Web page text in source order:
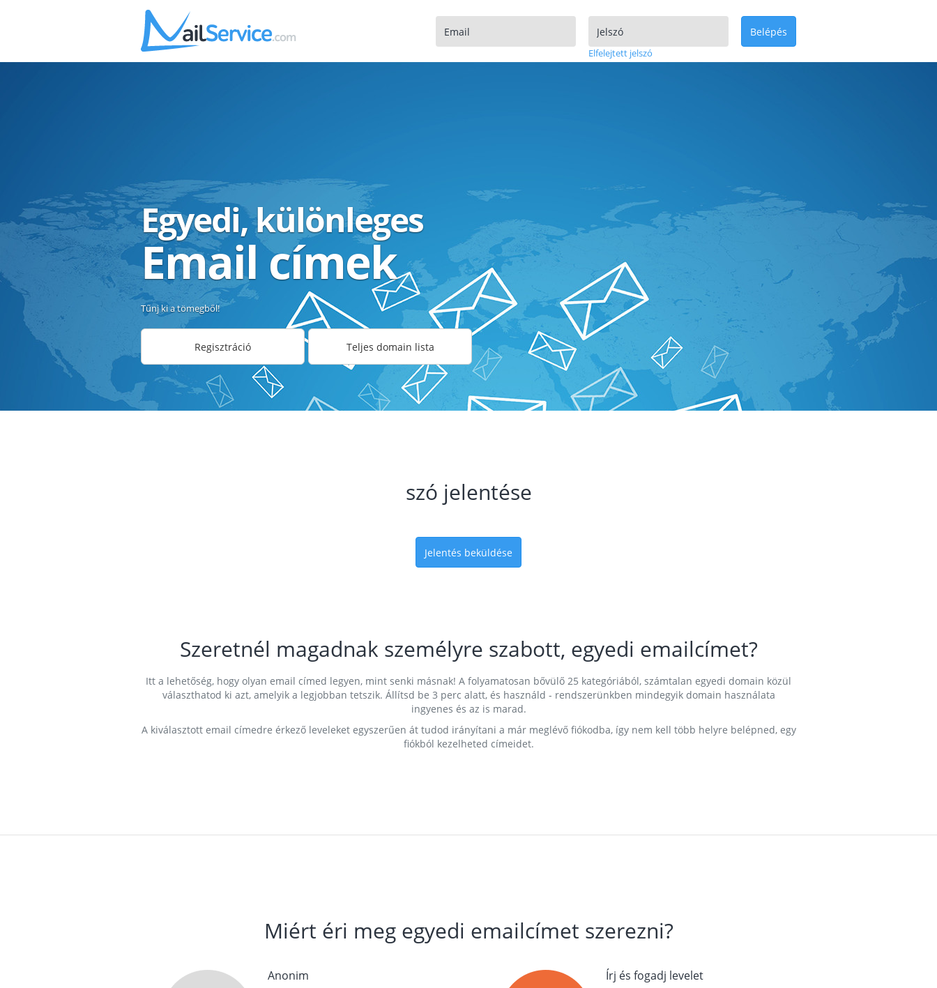
Elfelejtett jelszó
Belépés
Egyedi, különleges
Email címek
Tűnj ki a tömegből!
Regisztráció Teljes domain lista
szó jelentése
Jelentés beküldése
Szeretnél magadnak személyre szabott, egyedi emailcímet?
Itt a lehetőség, hogy olyan email címed legyen, mint senki másnak! A folyamatosan bővülő 25 kategóriából, számtalan egyedi domain közül
választhatod ki azt, amelyik a legjobban tetszik. Állítsd be 3 perc alatt, és használd - rendszerünkben mindegyik domain használata
ingyenes és az is marad.
A kiválasztott email címedre érkező leveleket egyszerűen át tudod irányítani a már meglévő fiókodba, így nem kell több helyre belépned, egy
fiókból kezelheted címeidet.
Miért éri meg egyedi emailcímet szerezni?
Anonim Írj és fogadj levelet